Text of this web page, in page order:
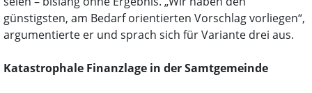
günstigsten, am Bedarf orientierten Vorschlag vorliegen“,
argumentierte er und sprach sich für Variante drei aus.
Katastrophale Finanzlage in der Samtgemeinde